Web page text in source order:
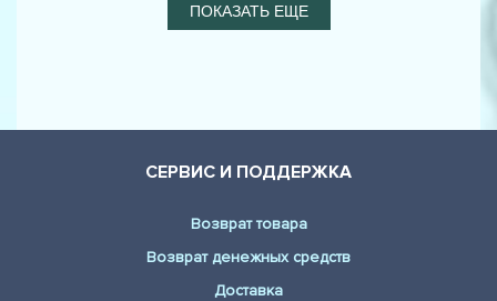
ПОКАЗАТЬ ЕЩЕ
СЕРВИС И ПОДДЕРЖКА
Возврат товара
Возврат денежных средств
Доставка